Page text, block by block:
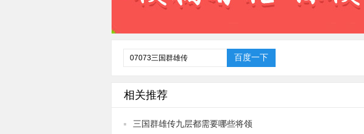
相关推荐
三国群雄传九层都需要哪些将领